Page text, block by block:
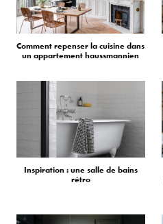
Comment repenser la cuisine dans
un appartement haussmannien
Inspiration : une salle de bains
rétro